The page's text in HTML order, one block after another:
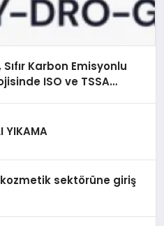
Karbon Emisyonlu
ISO ve TSSA
YIKAMA
sektörüne giriş